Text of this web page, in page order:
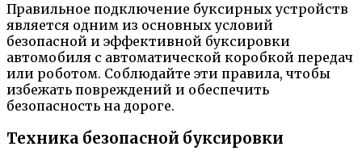
Правильное подключение буксирных устройств
является одним из основных условий
безопасной и эффективной буксировки
автомобиля с автоматической коробкой передач
или роботом. Соблюдайте эти правила, чтобы
избежать повреждений и обеспечить
безопасность на дороге.
Техника безопасной буксировки